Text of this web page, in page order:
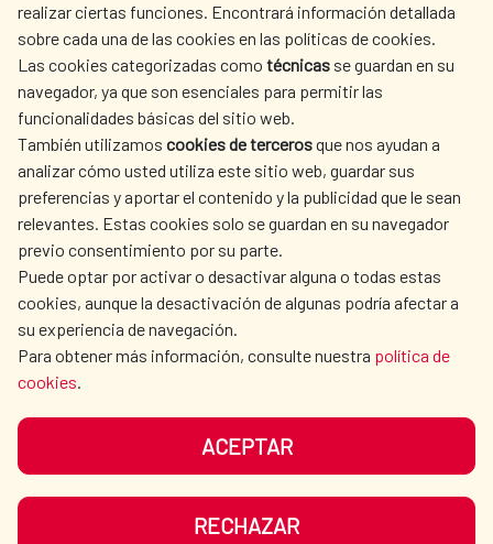
realizar ciertas funciones. Encontrará información detallada
sobre cada una de las cookies en las políticas de cookies.
Las cookies categorizadas como técnicas se guardan en su
navegador, ya que son esenciales para permitir las
funcionalidades básicas del sitio web.
También utilizamos cookies de tercerosque nos ayudan a
analizar cómo usted utiliza este sitio web, guardar sus
preferencias y aportar el contenido y la publicidad que le sean
relevantes. Estas cookies solo se guardan en su navegador
previo consentimiento por su parte.
Puede optar por activar o desactivar alguna o todas estas
cookies, aunque la desactivación de algunas podría afectar a
su experiencia de navegación.
Para obtener más información, consulte nuestra política de
cookies.
ACEPTAR
RECHAZAR
AECID
WHERE DO WE COOPERATE?
SPANISH HUMANITARIAN
ACTION
PRESS ROOM
CULTURE AND SCIENCE LIBRARY
OUR SOCIAL MEDIA
DATA PROTECTION
COOKIE POLICY
BROWSING GUIDE
SITEMAP